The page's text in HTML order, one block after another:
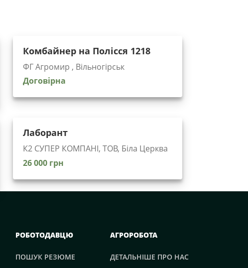
Комбайнер на Полісся 1218
ФГ Агромир , Вільногірськ
Договірна
Лаборант
К2 СУПЕР КОМПАНІ, ТОВ, Біла Церква
26 000 грн
РОБОТОДАВЦЮ
ПОШУК РЕЗЮМЕ
АГРОРОБОТА
ДЕТАЛЬНІШЕ ПРО НАС